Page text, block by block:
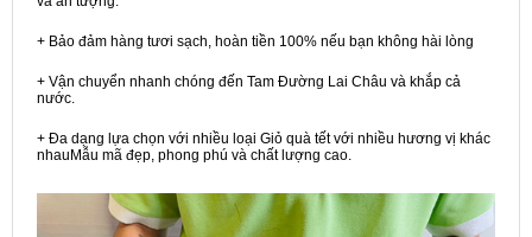
+ Bảo đảm hàng tươi sạch, hoàn tiền 100% nếu bạn không hài lòng
+ Vận chuyển nhanh chóng đến Tam Đường Lai Châu và khắp cả
nước.
+ Đa dạng lựa chọn với nhiều loại Giỏ quà tết với nhiều hương vị khác
nhauMẫu mã đẹp, phong phú và chất lượng cao.